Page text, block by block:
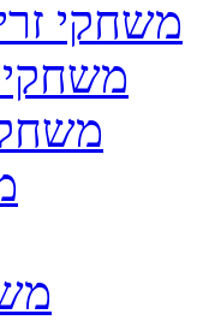
משחקי
משחקי